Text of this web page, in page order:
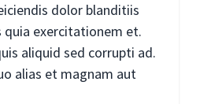
dolor blanditiis
quia exercitationem et.
aliquid sed corrupti ad.
alias et magnam aut